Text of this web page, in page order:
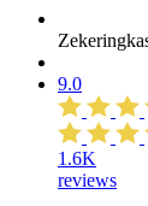
9.0
1.6K
reviews